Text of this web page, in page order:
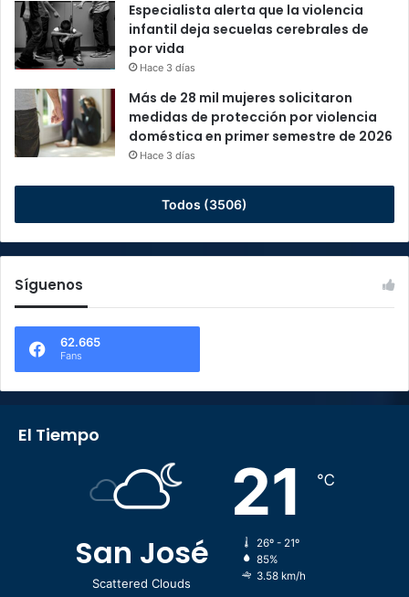
Especialista alerta que la violencia
infantil deja secuelas cerebrales de
por vida
Hace 3 días
Más de 28 mil mujeres solicitaron
medidas de protección por violencia
doméstica en primer semestre de 2026
Hace 3 días
Todos (3506)
Síguenos
62.665
Fans
El Tiempo
San José
Scattered Clouds
21 ℃
26º - 21º
85%
3.58 km/h